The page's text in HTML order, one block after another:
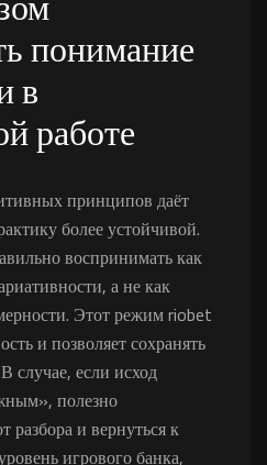
понимание
в
работе
принципов даёт
более устойчивой.
воспринимать как
а не как
Этот режим riobet
и позволяет сохранять
случае, если исход
полезно
разбора и вернуться к
игрового банка,